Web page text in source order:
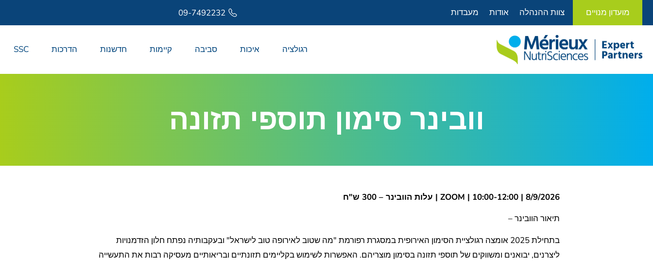
מועדון מנויים צוות ההנהלה אודות מעבדות 09-7492232
רגולציה איכות סביבה קיימות חדשנות הדרכות SSC
וובינר סימון תוספי תזונה
8/9/2026 | 10:00-12:00 | ZOOM |
עלות הוובינר – 300 ש"ח
תיאור הוובינר –
בתחילת 2025 אומצה רגולציית הסימון האירופית במסגרת רפורמת "מה שטוב לאירופה טוב לישראל" ובעקבותיה נפתח חלון הזדמנויות
ליצרנים, יבואנים ומשווקים של תוספי תזונה בסימון מוצריהם. האפשרות לשימוש בקליימים תזונתיים ובריאותיים מעסיקה רבות את התעשייה